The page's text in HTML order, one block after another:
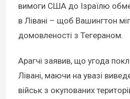
вимоги США до Ізраїлю
в Лівані – щоб Вашингтон
домовленості з Тегераном.
Арагчі заявив, що угода
Лівані, маючи на увазі
військ з окупованих